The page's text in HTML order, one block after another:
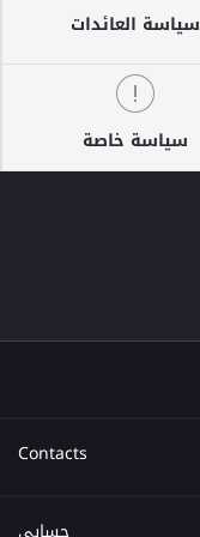
سياسة العائدات
سياسة خاصة
Contacts